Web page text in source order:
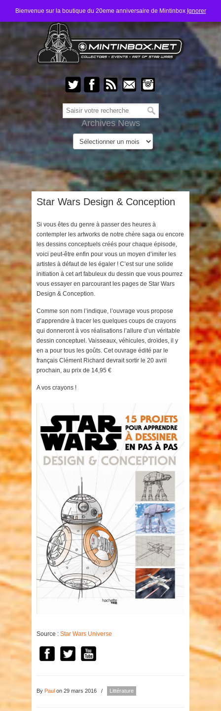
Bienvenue sur la boutique du 20eme anniversaire de Mintinbox Ignorer
Archives News
Star Wars Design & Conception
Si vous êtes du genre à passer des heures à
contempler les artworks de notre chère saga ou encore
les dessins conceptuels créés pour chaque épisode,
voici peut-être enfin pour vous un moyen d’imiter les
artistes à défaut de les égaler ! C’est sur une solide
initiation à cet art fabuleux du dessin que vous pourrez
vous essayer en parcourant les pages de Star Wars
Design & Conception.
Comme son nom l’indique, l’ouvrage vous propose
d’apprendre à tracer les quelques coups de crayons
qui donneront à vos réalisations l’allure d’un véritable
dessin conceptuel. Vaisseaux, véhicules, droïdes, il y
en a pour tous les goûts. Cet ouvrage édité par le
français Clément Richard devrait sortir le 20 avril
prochain, au prix de 14,95 €
A vos crayons !
Source : Star Wars Universe
By Paul on 29 mars 2016 / Littérature